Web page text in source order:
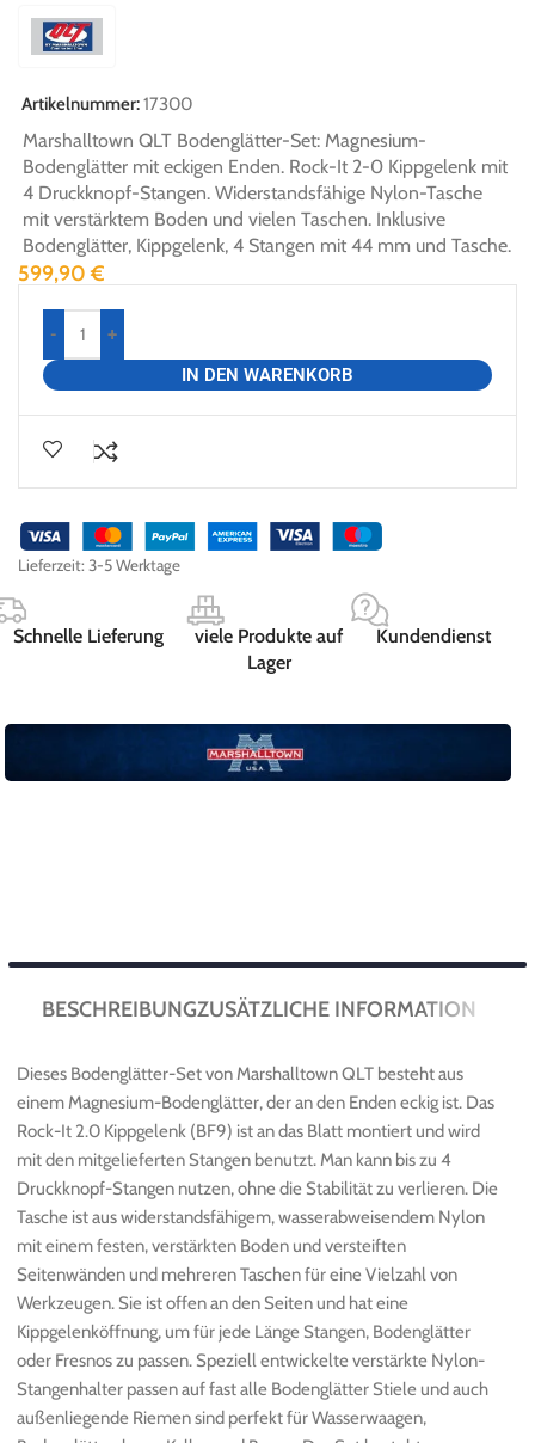
Artikelnummer:17300
Marshalltown QLT Bodenglätter-Set: Magnesium-
Bodenglätter mit eckigen Enden. Rock-It 2-0 Kippgelenk mit
4 Druckknopf-Stangen. Widerstandsfähige Nylon-Tasche
mit verstärktem Boden und vielen Taschen. Inklusive
Bodenglätter, Kippgelenk, 4 Stangen mit 44 mm und Tasche.
599,90€
-
+
IN DEN WARENKORB
Lieferzeit: 3-5 Werktage
Schnelle Lieferung
viele Produkte auf
Lager
Kundendienst
BESCHREIBUNGZUSÄTZLICHE INFORMATION
Dieses Bodenglätter-Set von Marshalltown QLT besteht aus
einem Magnesium-Bodenglätter, der an den Enden eckig ist. Das
Rock-It 2.0 Kippgelenk (BF9) ist an das Blatt montiert und wird
mit den mitgelieferten Stangen benutzt. Man kann bis zu 4
Druckknopf-Stangen nutzen, ohne die Stabilität zu verlieren. Die
Tasche ist aus widerstandsfähigem, wasserabweisendem Nylon
mit einem festen, verstärkten Boden und versteiften
Seitenwänden und mehreren Taschen für eine Vielzahl von
Werkzeugen. Sie ist offen an den Seiten und hat eine
Kippgelenköffnung, um für jede Länge Stangen, Bodenglätter
oder Fresnos zu passen. Speziell entwickelte verstärkte Nylon-
Stangenhalter passen auf fast alle Bodenglätter Stiele und auch
außenliegende Riemen sind perfekt für Wasserwaagen,